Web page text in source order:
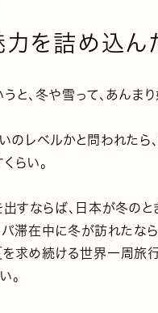
を詰め込ん
と、冬や雪って、あんま
のレベルかと問われたら
らい。
すならば、日本が冬のと
パ滞在中に冬が訪れたな
を求め続ける世界一周旅
。